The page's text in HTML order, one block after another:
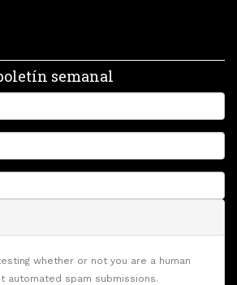
semanal
whether or not you are a human
automated spam submissions.